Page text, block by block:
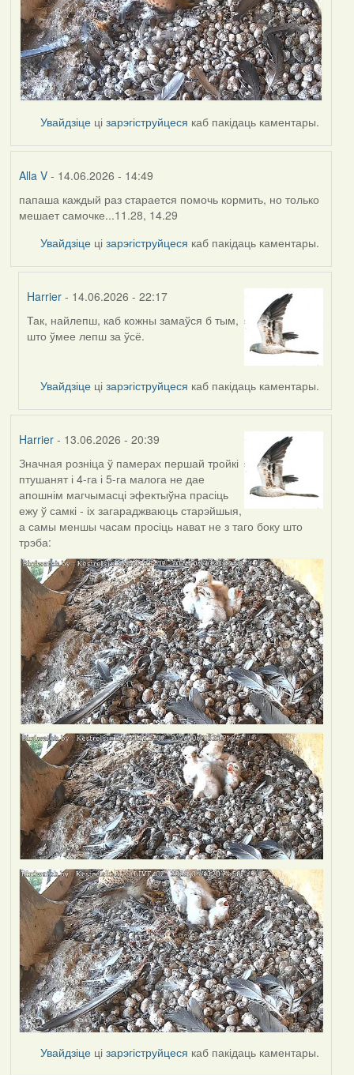
Увайдзіце цізарэгіструйцеся каб пакідаць каментары.
Alla V- 14.06.2026 - 14:49
папаша каждый раз старается помочь кормить, но только
мешает самочке...11.28, 14.29
Увайдзіце цізарэгіструйцеся каб пакідаць каментары.
Harrier - 14.06.2026 - 22:17
In
reply
Alla
V
Так, найлепш, каб кожны замаўся б тым,
што ўмее лепш за ўсё.
Увайдзіце цізарэгіструйцеся каб пакідаць каментары.
Harrier- 13.06.2026 - 20:39
Значная розніца ў памерах першай тройкі
птушанят і 4-га і 5-га малога не дае
апошнім магчымасці эфектыўна прасіць
ежу ў самкі - іх загараджваюць старэйшыя,
а самы меншы часам просіць нават не з таго боку што
трэба:
Увайдзіце цізарэгіструйцеся каб пакідаць каментары.